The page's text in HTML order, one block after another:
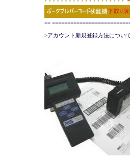
==
>アカウント新規登録方法につい